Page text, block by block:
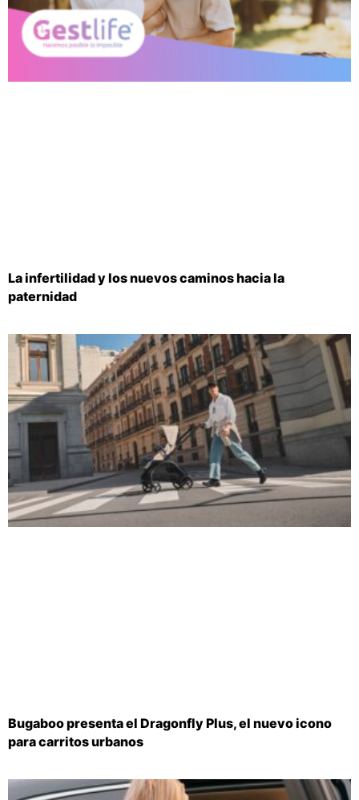
La infertilidad y los nuevos caminos hacia la
paternidad
Bugaboo presenta el Dragonfly Plus, el nuevo icono
para carritos urbanos